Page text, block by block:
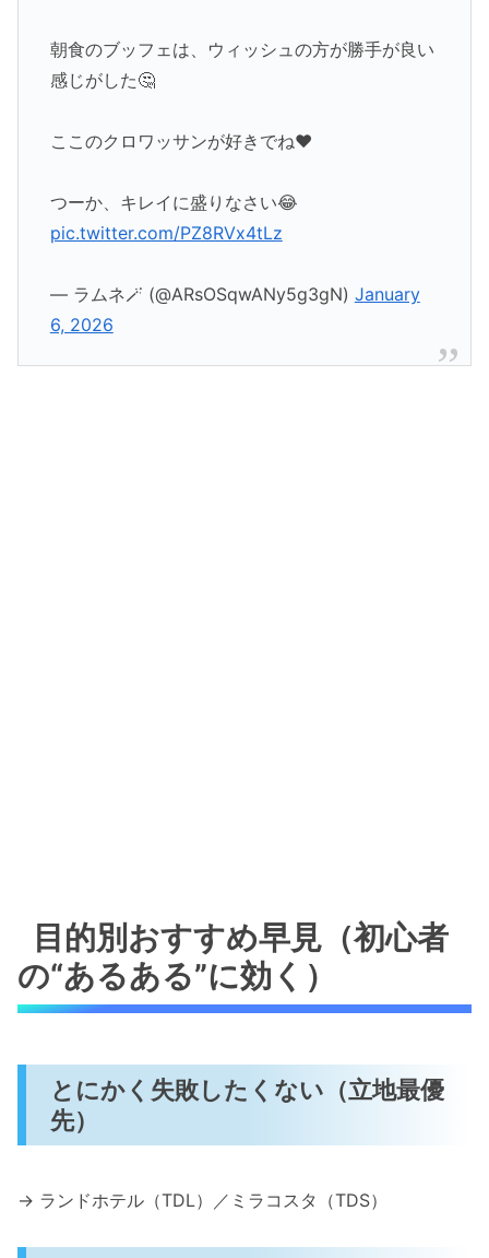
朝食のブッフェは、ウィッシュの方が勝手が良い
感じがした🤔
ここのクロワッサンが好きでね❤️
つーか、キレイに盛りなさい😂
pic.twitter.com/PZ8RVx4tLz
— ラムネ🪄 (@ARsOSqwANy5g3gN) January
6, 2026
目的別おすすめ早見（初心者
の“あるある”に効く）
とにかく失敗したくない（立地最優
先）
→ ランドホテル（TDL）／ミラコスタ（TDS）